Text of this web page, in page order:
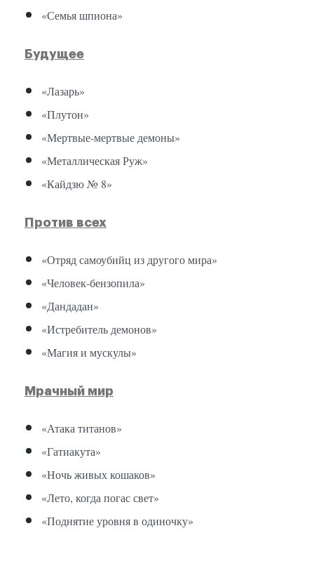
«Семья шпиона»
Будущее
«Лазарь»
«Плутон»
«Мертвые-мертвые демоны»
«Металлическая Руж»
«Кайдзю № 8»
Против всех
«Отряд самоубийц из другого мира»
«Человек-бензопила»
«Дандадан»
«Истребитель демонов»
«Магия и мускулы»
Мрачный мир
«Атака титанов»
«Гатиакута»
«Ночь живых кошаков»
«Лето, когда погас свет»
«Поднятие уровня в одиночку»